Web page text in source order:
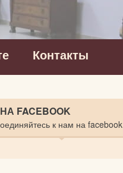
Контакты
FACEBOOK
к нам на facebook